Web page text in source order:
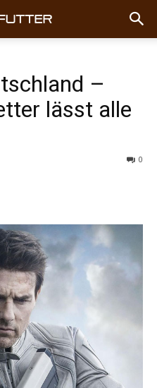
–
lässt alle
0